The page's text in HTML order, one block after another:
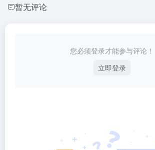
暂无评论
您必须登录才能参与评论！
立即登录